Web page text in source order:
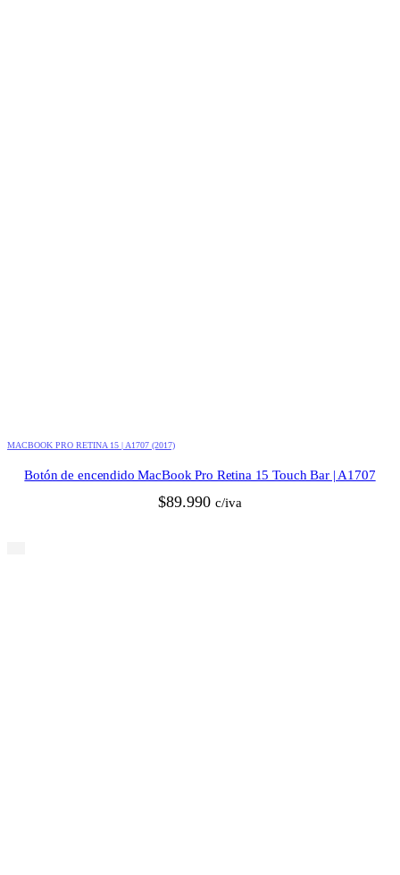
MACBOOK PRO RETINA 15 | A1707 (2017)
Botón de encendido MacBook Pro Retina 15 Touch Bar | A1707
$89.990 c/iva